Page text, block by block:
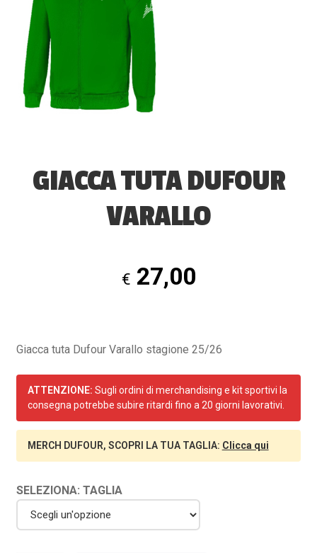
GIACCA TUTA DUFOUR
VARALLO
€ 27,00
Giacca tuta Dufour Varallo stagione 25/26
ATTENZIONE: Sugli ordini di merchandising e kit sportivi la
consegna potrebbe subire ritardi fino a 20 giorni lavorativi.
MERCH DUFOUR, SCOPRI LA TUA TAGLIA: Clicca qui
SELEZIONA: TAGLIA